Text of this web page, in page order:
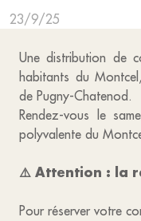
23/9/25
Une distribution de
habitants du
de Pugny-Chatenod.
Rendez-vous le
polyvalente du
⚠️ Attention : la
Pour réserver votre